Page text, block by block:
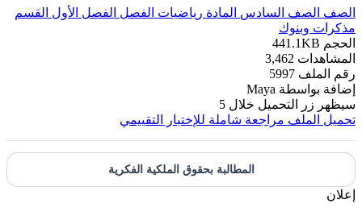
الصف الصف السادس المادة رياضيات الفصل الفصل الأول
القسم
مذكرات وبنوك
الحجم 441.1KB
المشاهدات 3,462
رقم الملف 5997
إضافة بواسطة Maya
سيظهر زر التحميل خلال 5
تحميل الملف مراجعة شاملة للإختبار التقييمي
المطالبة بحقوق الملكية الفكرية
إعلان